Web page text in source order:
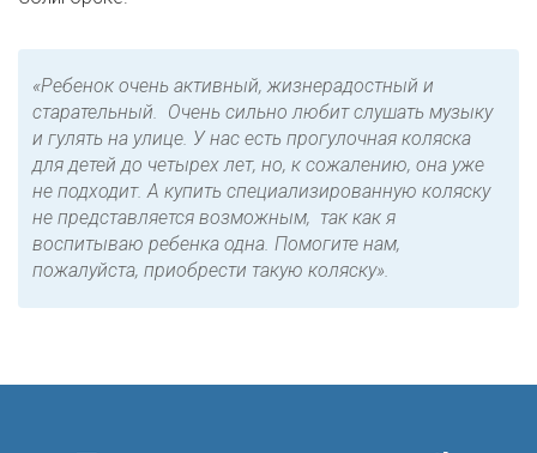
«Ребенок очень активный, жизнерадостный и
старательный. Очень сильно любит слушать музыку
и гулять на улице. У нас есть прогулочная коляска
для детей до четырех лет, но, к сожалению, она уже
не подходит. А купить специализированную коляску
не представляется возможным, так как я
воспитываю ребенка одна. Помогите нам,
пожалуйста, приобрести такую коляску».